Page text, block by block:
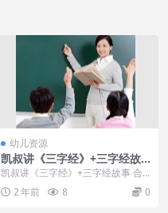
幼儿资源
凯叔讲《三字经》+三字经故
事 合集mp3+pdf教案 故事讲
凯叔讲《三字经》+三字经故事 合
集mp3+pdf教案 故事讲解内容简介
凯叔讲故事...
2 年前 8 0